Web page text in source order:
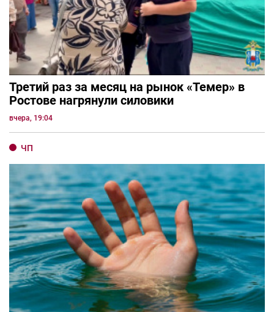
Третий раз за месяц на рынок «Темер» в
Ростове нагрянули силовики
вчера, 19:04
ЧП